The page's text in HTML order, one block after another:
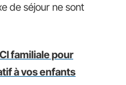
de séjour ne sont
familiale pour
à vos enfants